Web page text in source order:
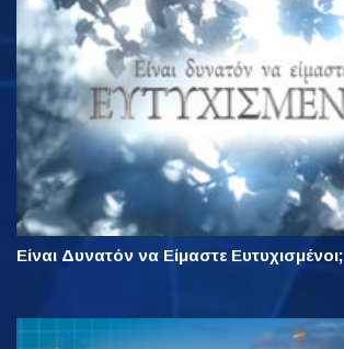
Είναι Δυνατόν να Είμαστε Ευτυχισμένοι;